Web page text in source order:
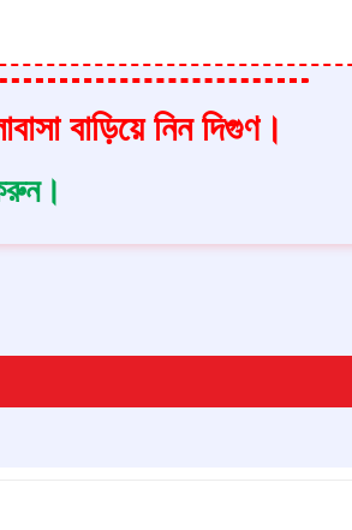
বাড়িয়ে নিন দিগুণ।